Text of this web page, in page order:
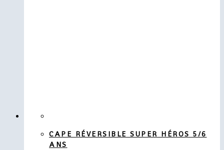
CAPE RÉVERSIBLE SUPER HÉROS 5/6
ANS